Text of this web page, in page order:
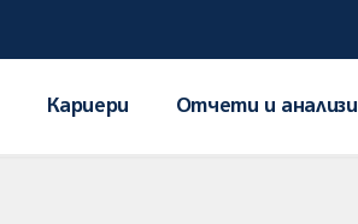
Кариери Отчети и анализи